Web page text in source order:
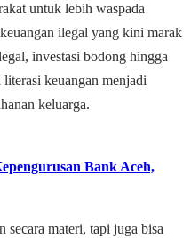
untuk lebih waspada
ilegal yang kini marak
investasi bodong hingga
keuangan menjadi
keluarga.
Bank Aceh,
secara materi, tapi juga bisa